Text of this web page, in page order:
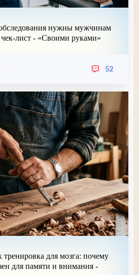
нужны мужчинам
лист - «Своими руками»
52
тренировка для мозга: почему
для памяти и внимания -